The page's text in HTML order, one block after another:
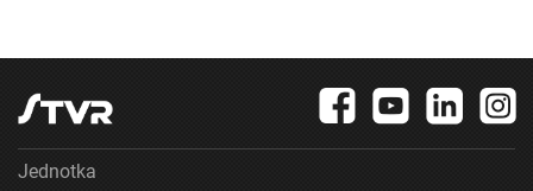
Jednotka